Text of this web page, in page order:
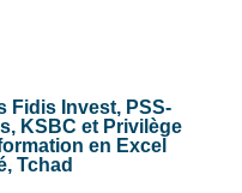
Fidis Invest, PSS-
KSBC et Privilège
en Excel
Tchad